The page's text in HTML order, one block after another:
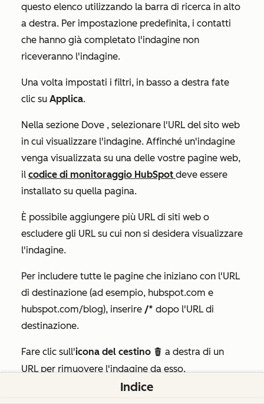
questo elenco utilizzando la barra di ricerca in alto
a destra. Per impostazione predefinita, i contatti
che hanno già completato l'indagine non
riceveranno l'indagine.
Una volta impostati i filtri, in basso a destra fate
clic su Applica.
Nella sezione Dove , selezionare l'URL del sito web
in cui visualizzare l'indagine. Affinché un'indagine
venga visualizzata su una delle vostre pagine web,
il codice di monitoraggio HubSpot deve essere
installato su quella pagina.
È possibile aggiungere più URL di siti web o
escludere gli URL su cui non si desidera visualizzare
l'indagine.
Per includere tutte le pagine che iniziano con l'URL
di destinazione (ad esempio, hubspot.com e
hubspot.com/blog), inserire /* dopo l'URL di
destinazione.
Fare clic sull'icona del cestino delete a destra di un
URL per rimuovere l'indagine da esso.
Per attivare l'indagine per i dispositivi mobili, fare
Indice